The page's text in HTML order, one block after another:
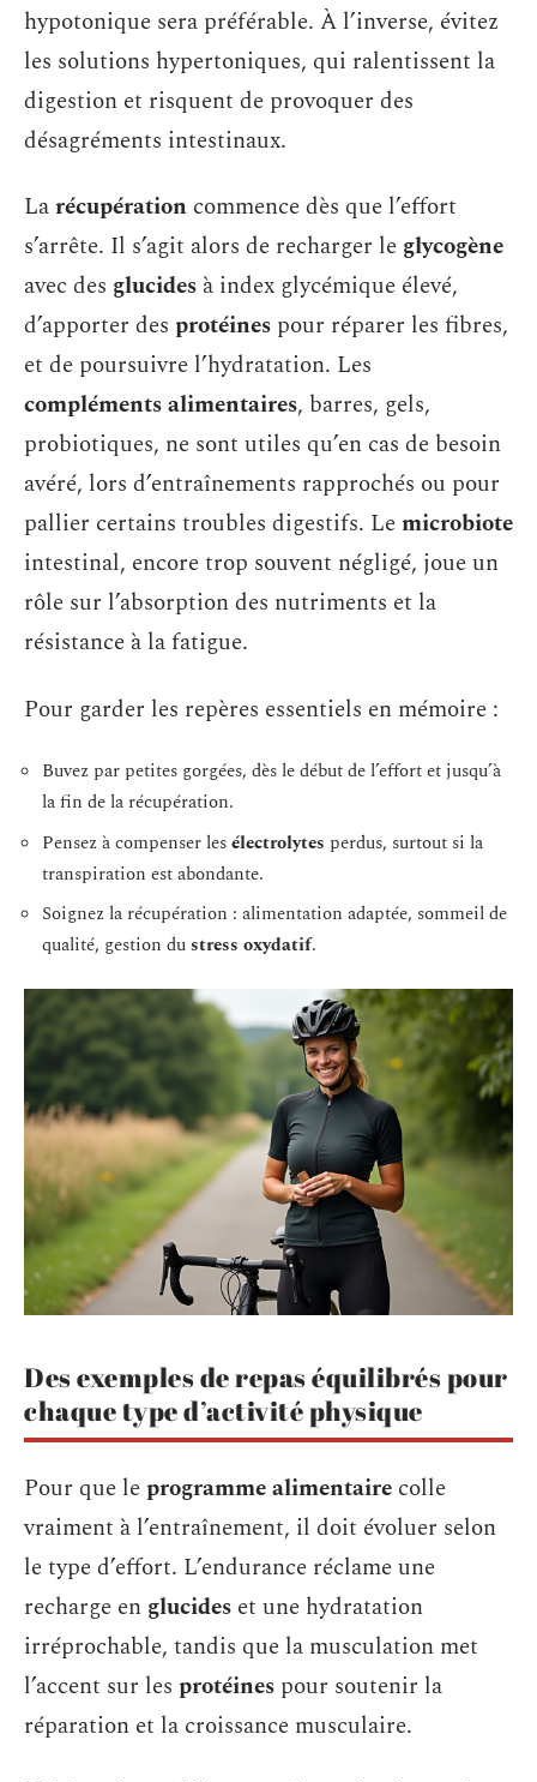
hypotonique sera préférable. À l’inverse, évitez
les solutions hypertoniques, qui ralentissent la
digestion et risquent de provoquer des
désagréments intestinaux.
Larécupération commence dès que l’effort
s’arrête. Il s’agit alors de recharger le glycogène
avec des glucides à index glycémique élevé,
d’apporter des protéines pour réparer les fibres,
et de poursuivre l’hydratation. Les
compléments alimentaires, barres, gels,
probiotiques, ne sont utiles qu’en cas de besoin
avéré, lors d’entraînements rapprochés ou pour
pallier certains troubles digestifs. Lemicrobiote
intestinal, encore trop souvent négligé, joue un
rôle sur l’absorption des nutriments et la
résistance à la fatigue.
Pour garder les repères essentiels en mémoire :
Buvez par petites gorgées, dès le début de l’effort et jusqu’à
la fin de la récupération.
Pensez à compenser lesélectrolytes perdus, surtout si la
transpiration est abondante.
Soignez la récupération : alimentation adaptée, sommeil de
qualité, gestion dustress oxydatif.
Des exemples de repas équilibrés pour
chaque type d’activité physique
Pour que leprogramme alimentaire colle
vraiment à l’entraînement, il doit évoluer selon
le type d’effort. L’endurance réclame une
recharge en glucides et une hydratation
irréprochable, tandis que la musculation met
l’accent sur les protéines pour soutenir la
réparation et la croissance musculaire.